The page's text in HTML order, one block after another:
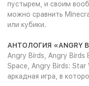
пустырем, и своим
можно сравнить
или кубики.
АНТОЛОГИЯ «ANGRY
Angry Birds, Angry Birds
Space, Angry Birds: Star
аркадная игра, в